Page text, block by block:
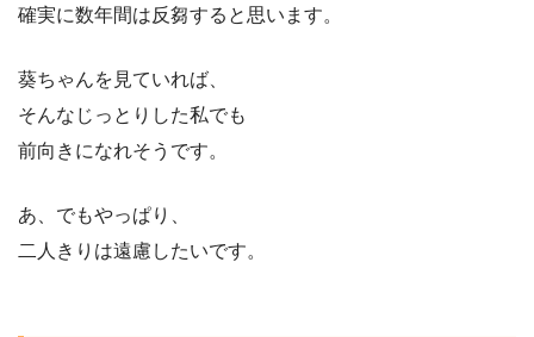
確実に数年間は反芻すると思います。
葵ちゃんを見ていれば、
そんなじっとりした私でも
前向きになれそうです。
あ、でもやっぱり、
二人きりは遠慮したいです。